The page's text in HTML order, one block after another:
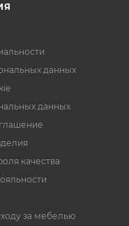
данных
данных
качества
за мебелью